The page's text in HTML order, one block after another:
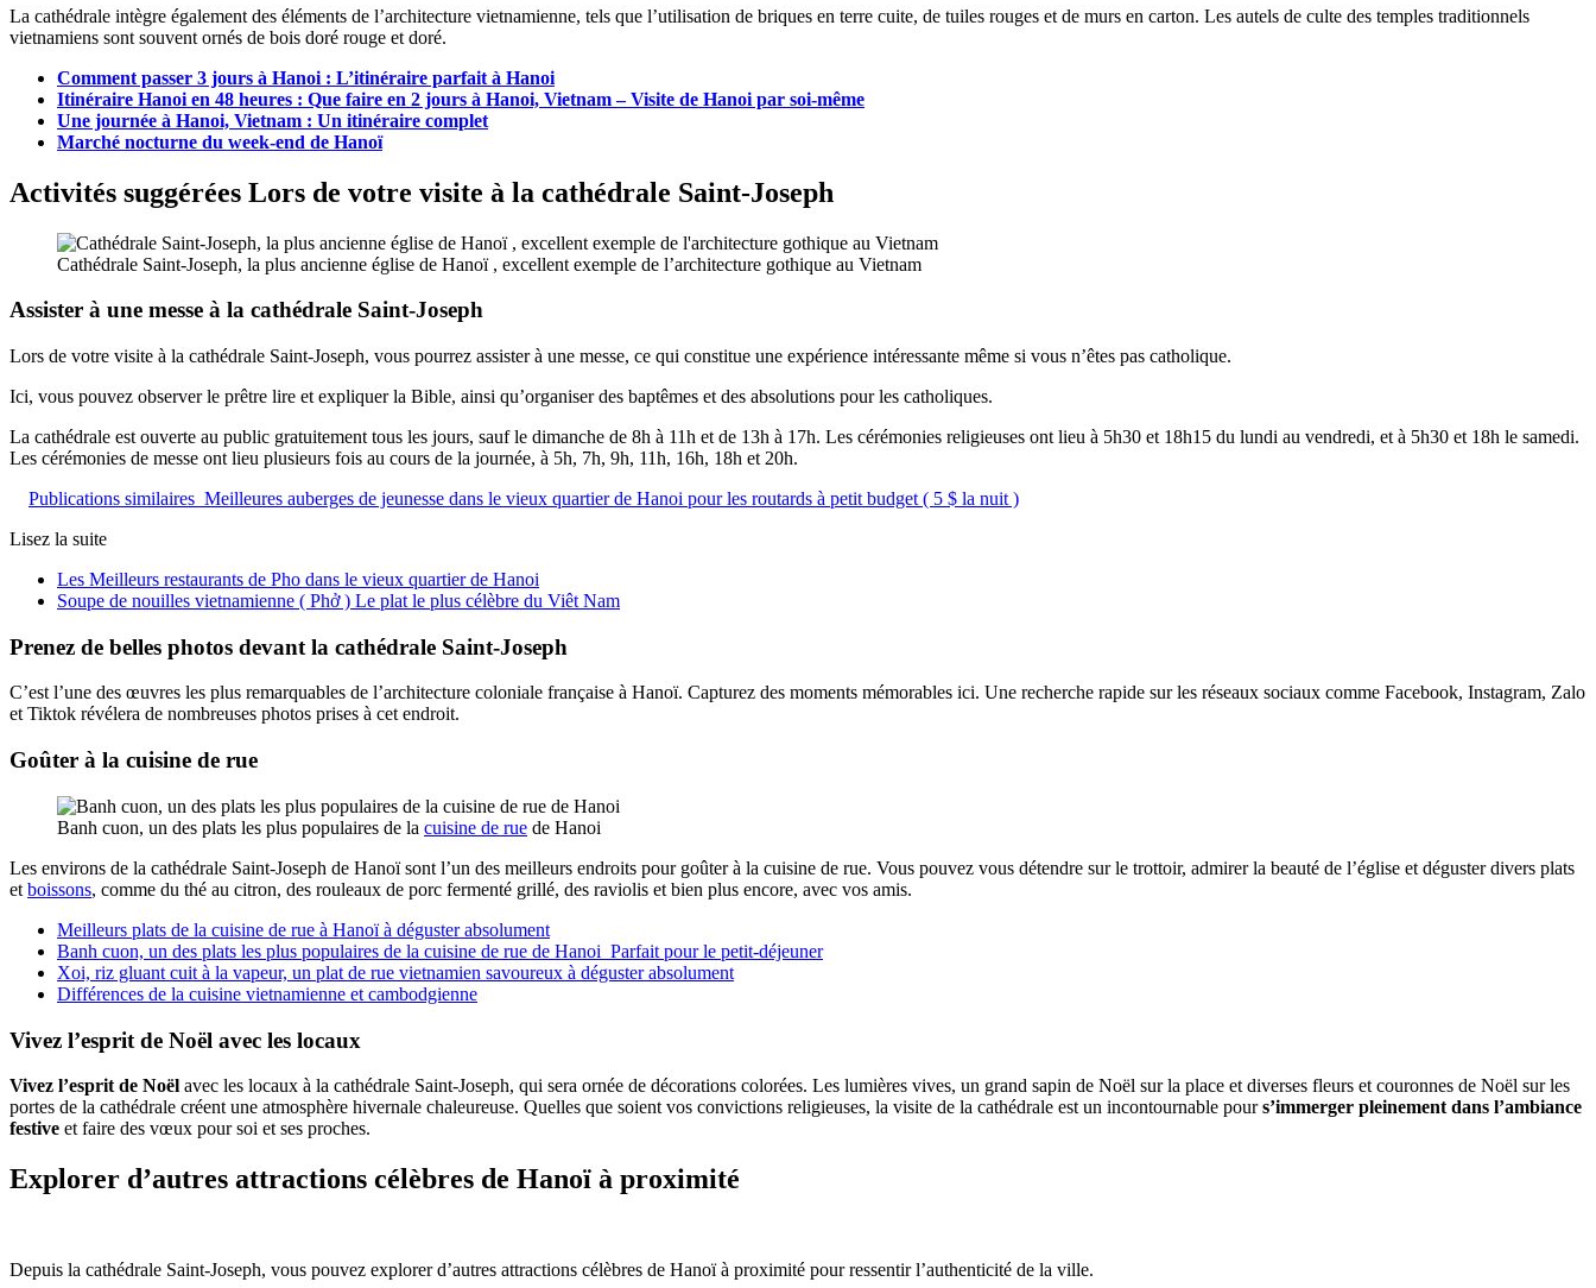
La cathédrale intègre également des éléments de l’architecture vietnamienne, tels que l’utilisation de briques en terre cuite, de tuiles rouges et de murs en carton. Les autels de culte des temples traditionnels
vietnamiens sont souvent ornés de bois doré rouge et doré.
Comment passer 3 jours à Hanoi : L’itinéraire parfait à Hanoi
Itinéraire Hanoi en 48 heures : Que faire en 2 jours à Hanoi, Vietnam – Visite de Hanoi par soi-même
Une journée à Hanoi, Vietnam : Un itinéraire complet
Marché nocturne du week-end de Hanoï
Activités suggérées Lors de votre visite à la cathédrale Saint-Joseph
Cathédrale Saint-Joseph, la plus ancienne église de Hanoï , excellent exemple de l’architecture gothique au Vietnam
Assister à une messe à la cathédrale Saint-Joseph
Lors de votre visite à la cathédrale Saint-Joseph, vous pourrez assister à une messe, ce qui constitue une expérience intéressante même si vous n’êtes pas catholique.
Ici, vous pouvez observer le prêtre lire et expliquer la Bible, ainsi qu’organiser des baptêmes et des absolutions pour les catholiques.
La cathédrale est ouverte au public gratuitement tous les jours, sauf le dimanche de 8h à 11h et de 13h à 17h. Les cérémonies religieuses ont lieu à 5h30 et 18h15 du lundi au vendredi, et à 5h30 et 18h le samedi.
Les cérémonies de messe ont lieu plusieurs fois au cours de la journée, à 5h, 7h, 9h, 11h, 16h, 18h et 20h.
Publications similaires Meilleures auberges de jeunesse dans le vieux quartier de Hanoi pour les routards à petit budget ( 5 $ la nuit )
Lisez la suite
Les Meilleurs restaurants de Pho dans le vieux quartier de Hanoi
Soupe de nouilles vietnamienne ( Phở ) Le plat le plus célèbre du Viêt Nam
Prenez de belles photos devant la cathédrale Saint-Joseph
C’est l’une des œuvres les plus remarquables de l’architecture coloniale française à Hanoï. Capturez des moments mémorables ici. Une recherche rapide sur les réseaux sociaux comme Facebook, Instagram, Zalo
et Tiktok révélera de nombreuses photos prises à cet endroit.
Goûter à la cuisine de rue
Banh cuon, un des plats les plus populaires de la cuisine de rue de Hanoi
Les environs de la cathédrale Saint-Joseph de Hanoï sont l’un des meilleurs endroits pour goûter à la cuisine de rue. Vous pouvez vous détendre sur le trottoir, admirer la beauté de l’église et déguster divers plats
et boissons, comme du thé au citron, des rouleaux de porc fermenté grillé, des raviolis et bien plus encore, avec vos amis.
Meilleurs plats de la cuisine de rue à Hanoï à déguster absolument
Banh cuon, un des plats les plus populaires de la cuisine de rue de Hanoi Parfait pour le petit-déjeuner
Xoi, riz gluant cuit à la vapeur, un plat de rue vietnamien savoureux à déguster absolument
Différences de la cuisine vietnamienne et cambodgienne
Vivez l’esprit de Noël avec les locaux
Vivez l’esprit de Noël avec les locaux à la cathédrale Saint-Joseph, qui sera ornée de décorations colorées. Les lumières vives, un grand sapin de Noël sur la place et diverses fleurs et couronnes de Noël sur les
portes de la cathédrale créent une atmosphère hivernale chaleureuse. Quelles que soient vos convictions religieuses, la visite de la cathédrale est un incontournable pours’immerger pleinement dans l’ambiance
festive et faire des vœux pour soi et ses proches.
Explorer d’autres attractions célèbres de Hanoï à proximité
Depuis la cathédrale Saint-Joseph, vous pouvez explorer d’autres attractions célèbres de Hanoï à proximité pour ressentir l’authenticité de la ville.